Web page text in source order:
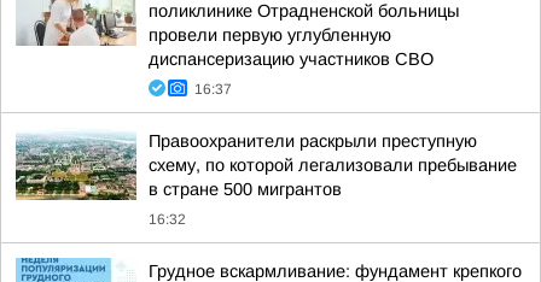
поликлинике Отрадненской больницы
провели первую углубленную
диспансеризацию участников СВО
16:37
Правоохранители раскрыли преступную
схему, по которой легализовали пребывание
в стране 500 мигрантов
16:32
Грудное вскармливание: фундамент крепкого